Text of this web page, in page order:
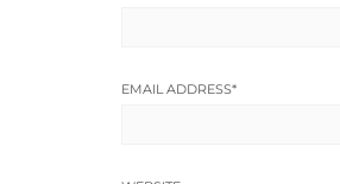
EMAIL ADDRESS*